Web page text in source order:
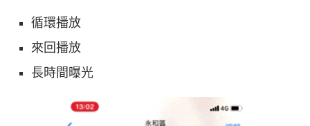
循環播放
來回播放
長時間曝光